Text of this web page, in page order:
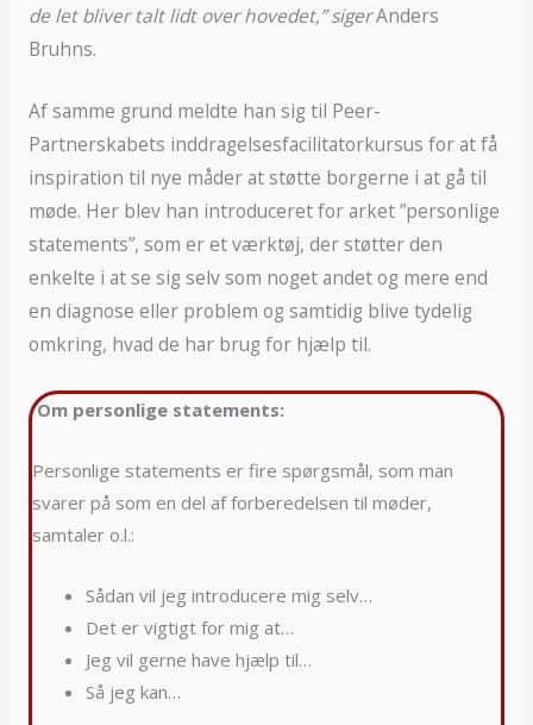
de let bliver talt lidt over hovedet,” sigerAnders
Bruhns.
Af samme grund meldte han sig til Peer-
Partnerskabets inddragelsesfacilitatorkursus for at få
inspiration til nye måder at støtte borgerne i at gå til
møde. Her blev han introduceret for arket ”personlige
statements”, som er et værktøj, der støtter den
enkelte i at se sig selv som noget andet og mere end
en diagnose eller problem og samtidig blive tydelig
omkring, hvad de har brug for hjælp til.
Om personlige statements:
Personlige statements er fire spørgsmål, som man
svarer på som en del af forberedelsen til møder,
samtaler o.l.:
Sådan vil jeg introducere mig selv…
Det er vigtigt for mig at…
Jeg vil gerne have hjælp til…
Så jeg kan…